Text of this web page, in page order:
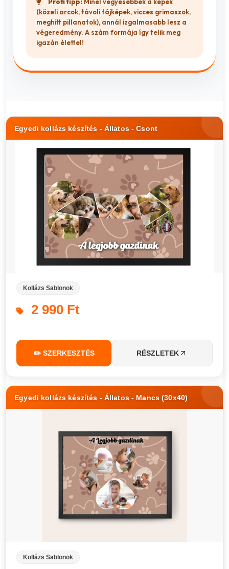
Profi tipp: Minél vegyesebbek a képek
(közeli arcok, távoli tájképek, vicces grimaszok,
meghitt pillanatok), annál izgalmasabb lesz a
végeredmény. A szám formája így telik meg
igazán élettel!
Egyedi kollázs készítés - Állatos - Csont
Kollázs Sablonok
2 990 Ft
✏️ SZERKESZTÉS RÉSZLETEK
Egyedi kollázs készítés - Állatos - Mancs (30x40)
Kollázs Sablonok